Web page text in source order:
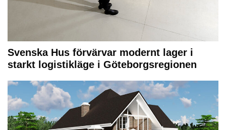
Svenska Hus förvärvar modernt lager i
starkt logistikläge i Göteborgsregionen